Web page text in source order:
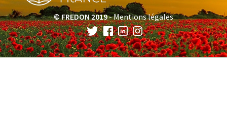
© FREDON 2019 -Mentions légales